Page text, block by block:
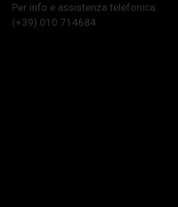
Per info e assistenza telefonica:
(+39) 010 714684